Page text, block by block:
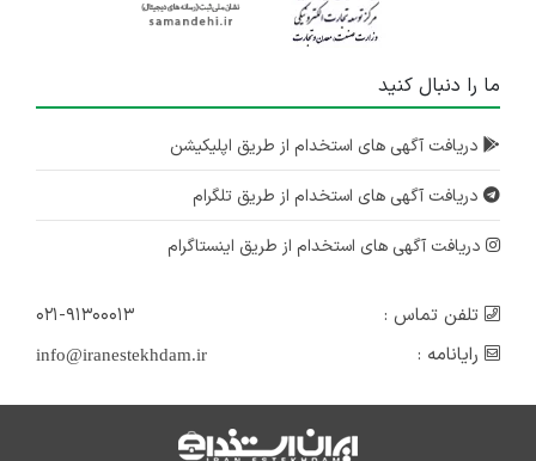
ما را دنبال کنید
دریافت آگهی های استخدام از طریق اپلیکیشن
دریافت آگهی های استخدام از طریق تلگرام
دریافت آگهی های استخدام از طریق اینستاگرام
تلفن تماس :
۰۲۱-۹۱۳۰۰۰۱۳
رایانامه :
info@iranestekhdam.ir